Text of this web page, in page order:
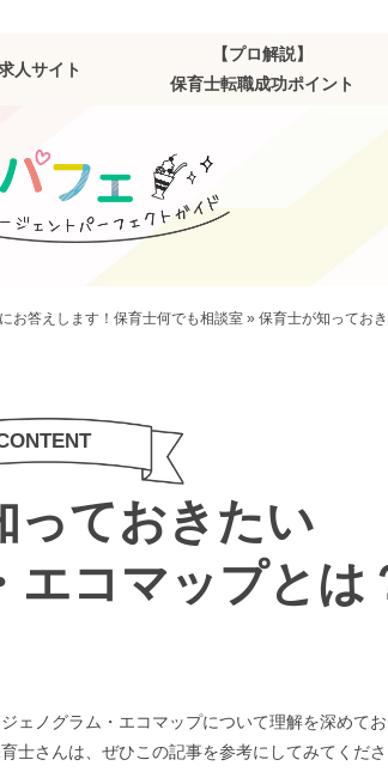
人サイト
【プロ解説】
保育士転職成功ポイント
お答えします！保育士何でも相談室 » 保育士が知ってお
っておきたい
エコマップとは
ェノグラム・エコマップについて理解を深めて
さんは、ぜひこの記事を参考にしてみてくださ